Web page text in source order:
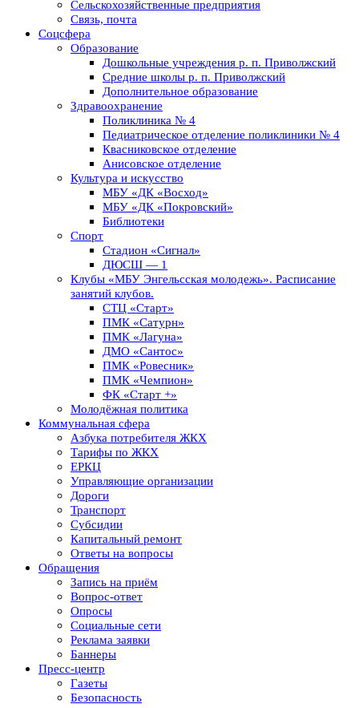
Сельскохозяйственные предприятия
Связь, почта
Соцсфера
Образование
Дошкольные учреждения р. п. Приволжский
Средние школы р. п. Приволжский
Дополнительное образование
Здравоохранение
Поликлиника № 4
Педиатрическое отделение поликлиники № 4
Квасниковское отделение
Анисовское отделение
Культура и искусство
МБУ «ДК «Восход»
МБУ «ДК «Покровский»
Библиотеки
Спорт
Стадион «Сигнал»
ДЮСШ — 1
Клубы «МБУ Энгельсская молодежь». Расписание
занятий клубов.
СТЦ «Старт»
ПМК «Сатурн»
ПМК «Лагуна»
ДМО «Сантос»
ПМК «Ровесник»
ПМК «Чемпион»
ФК «Старт +»
Молодёжная политика
Коммунальная сфера
Азбука потребителя ЖКХ
Тарифы по ЖКХ
ЕРКЦ
Управляющие организации
Дороги
Транспорт
Субсидии
Капитальный ремонт
Ответы на вопросы
Обращения
Запись на приём
Вопрос-ответ
Опросы
Социальные сети
Реклама заявки
Баннеры
Пресс-центр
Газеты
Безопасность